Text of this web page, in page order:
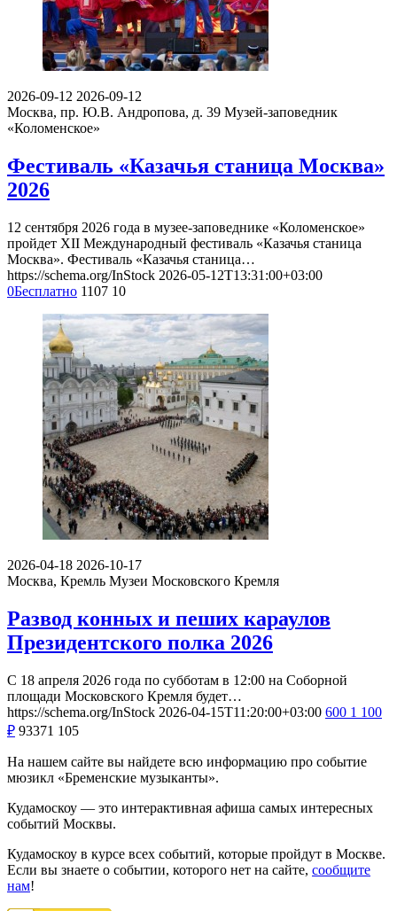
2026-09-12 2026-09-12
Москва, пр. Ю.В. Андропова, д. 39 Музей-заповедник
«Коломенское»
Фестиваль «Казачья станица Москва»
2026
12 сентября 2026 года в музее-заповеднике «Коломенское»
пройдет XII Международный фестиваль «Казачья станица
Москва». Фестиваль «Казачья станица…
https://schema.org/InStock 2026-05-12T13:31:00+03:00
0Бесплатно 1107 10
2026-04-18 2026-10-17
Москва, Кремль Музеи Московского Кремля
Развод конных и пеших караулов
Президентского полка 2026
С 18 апреля 2026 года по субботам в 12:00 на Соборной
площади Московского Кремля будет…
https://schema.org/InStock 2026-04-15T11:20:00+03:00 600 1 100
₽ 93371 105
На нашем сайте вы найдете всю информацию про событие
мюзикл «Бременские музыканты».
Кудамоскоу — это интерактивная афиша самых интересных
событий Москвы.
Кудамоскоу в курсе всех событий, которые пройдут в Москве.
Если вы знаете о событии, которого нет на сайте, сообщите
нам!